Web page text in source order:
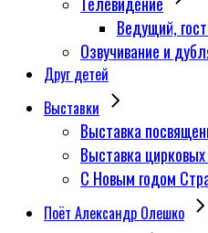
Ведущий,
Озвучивание и
Друг детей
Выставки
Выставка
Выставка
С Новым годом
Поёт Александр Олешко